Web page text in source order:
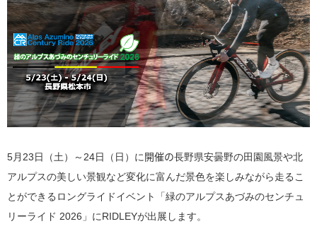
5月23日（土）～24日（日）に開催の長野県安曇野の田園風景や北
アルプスの美しい景観など変化に富んだ景色を楽しみながら走るこ
とができるロングライドイベント
「緑のアルプスあづみのセンチュ
リーライド 2026」にRIDLEYが出展します。